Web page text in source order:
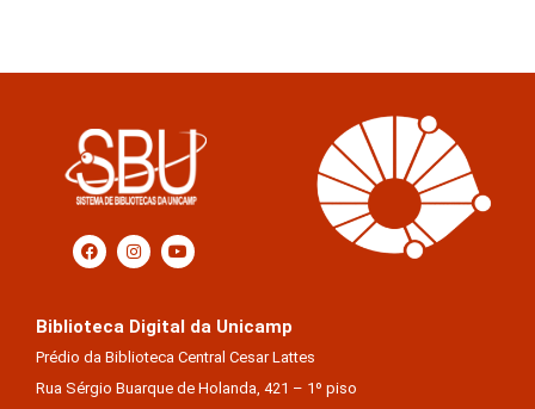
Biblioteca Digital da Unicamp
Prédio da Biblioteca Central Cesar Lattes
Rua Sérgio Buarque de Holanda, 421 – 1º piso